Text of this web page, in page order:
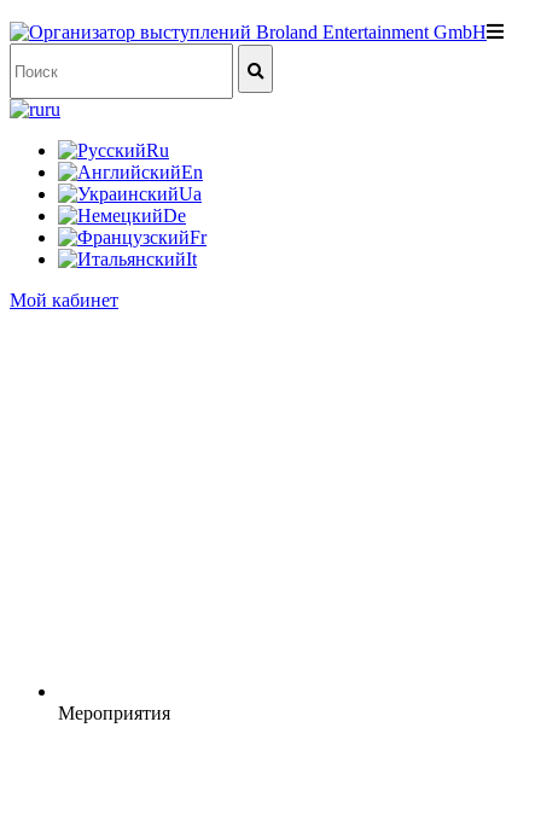
ru
Ru
En
Ua
De
Fr
It
Мой кабинет
Мероприятия